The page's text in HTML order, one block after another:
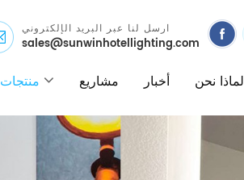
ارسل لنا عبر البريد الإلكتروني
sales@sunwinhotellighting.com
منتجات مشاريع أخبار لماذا نحن